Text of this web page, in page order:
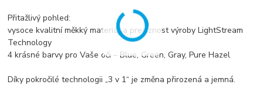
Přitažlivý pohled:
vysoce kvalitní měkký materiál a preciznost výroby LightStream
Technology
4 krásné barvy pro Vaše oči – Blue, Green, Gray, Pure Hazel
Díky pokročilé technologii „3 v 1“ je změna přirozená a jemná.